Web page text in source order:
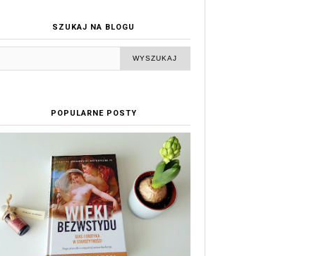
SZUKAJ NA BLOGU
POPULARNE POSTY